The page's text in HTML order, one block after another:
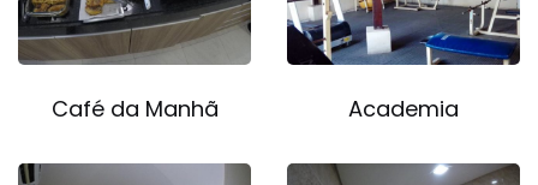
Café da Manhã Academia